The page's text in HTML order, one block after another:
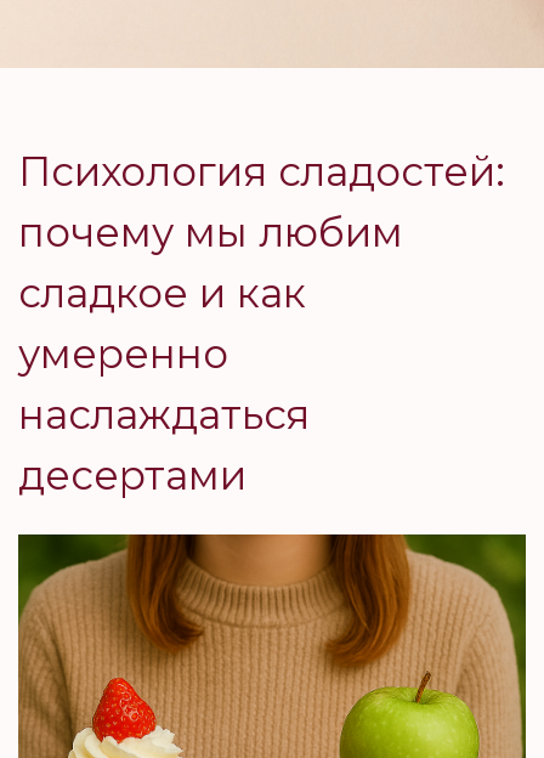
Психология сладостей:
почему мы любим
сладкое и как
умеренно
наслаждаться
десертами